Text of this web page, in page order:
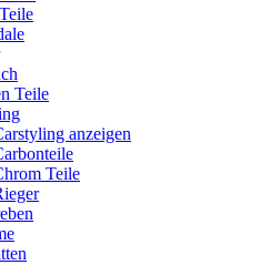
Teile
anzeigen
Teile